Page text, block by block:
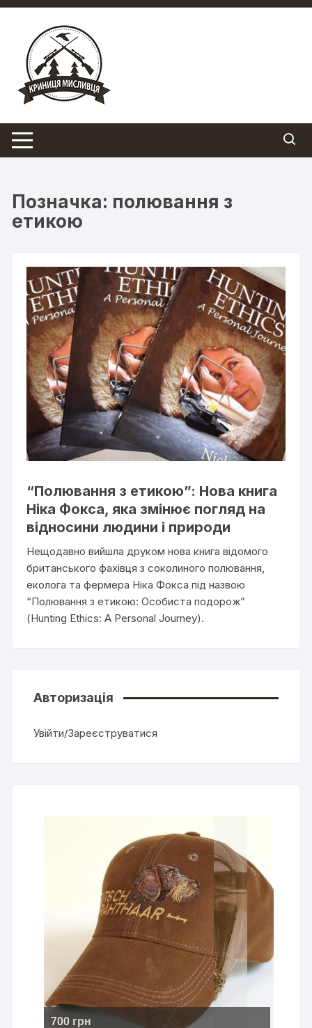
Перейти
вмісту
Позначка: полювання з
етикою
“Полювання з етикою”: Нова книга
Ніка Фокса, яка змінює погляд на
відносини людини і природи
Нещодавно вийшла друком нова книга відомого
британського фахівця з соколиного полювання,
еколога та фермера Ніка Фокса під назвою
“Полювання з етикою: Особиста подорож”
(Hunting Ethics: A Personal Journey).
Авторизація
Увійти/Зареєструватися
700 грн